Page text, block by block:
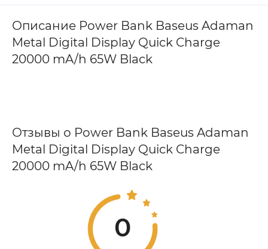
Описание Power Bank Baseus Adaman
Metal Digital Display Quick Charge
20000 mA/h 65W Black
Отзывы о Power Bank Baseus Adaman
Metal Digital Display Quick Charge
20000 mA/h 65W Black
0